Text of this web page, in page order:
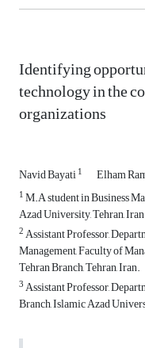
Identifying
technology in the
organizations
Navid Bayati1 Elham
1M.A student in Business
Azad University, Tehran,
2Assistant Professor,
Management, Faculty of
Tehran Branch, Tehran, Iran.
3Assistant Professor,
Branch, Islamic Azad